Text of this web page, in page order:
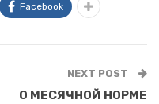
Facebook
NEXT POST
О МЕСЯЧНОЙ НОРМЕ